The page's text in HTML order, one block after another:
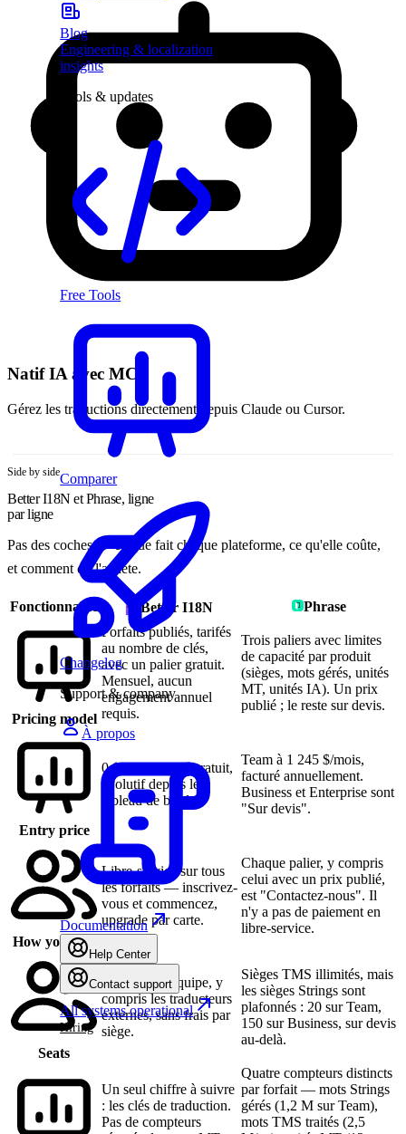
Blog
Engineering & localization
insights
Tools & updates
Free Tools
Comparer
Changelog
Support & company
À propos
Documentation
Help Center
Contact support
All systems operational
Hiring
Natif IA avec MCP
Gérez les traductions directement depuis Claude ou Cursor.
Side by side
Better I18N et Phrase, ligne
par ligne
Pas des coches — ce que fait chaque plateforme, ce qu'elle coûte,
et comment on l'achète.
Fonctionnalité Better I18N Phrase
Pricing model
Forfaits publiés, tarifés
au nombre de clés,
avec un palier gratuit.
Mensuel, aucun
engagement annuel
requis.
Trois paliers avec limites
de capacité par produit
(sièges, mots gérés, unités
MT, unités IA). Un prix
publié ; le reste sur devis.
Entry price
0 $ sur le palier gratuit,
évolutif depuis le
tableau de bord.
Team à 1 245 $/mois,
facturé annuellement.
Business et Enterprise sont
"Sur devis".
How you buy
Libre-service sur tous
les forfaits — inscrivez-
vous et commencez,
upgrade par carte.
Chaque palier, y compris
celui avec un prix publié,
est "Contactez-nous". Il
n'y a pas de paiement en
libre-service.
Seats
Toute votre équipe, y
compris les traducteurs
externes, sans frais par
siège.
Sièges TMS illimités, mais
les sièges Strings sont
plafonnés : 20 sur Team,
150 sur Business, sur devis
au-delà.
Un seul chiffre à suivre
: les clés de traduction.
Pas de compteurs
Quatre compteurs distincts
par forfait — mots Strings
gérés (1,2 M sur Team),
mots TMS traités (2,5